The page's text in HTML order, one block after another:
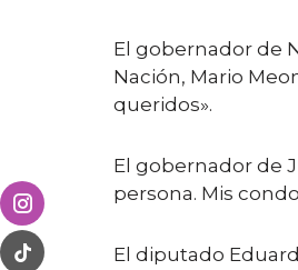
El gobernador de
Nación, Mario
queridos».
El gobernador de
persona. Mis
El diputado